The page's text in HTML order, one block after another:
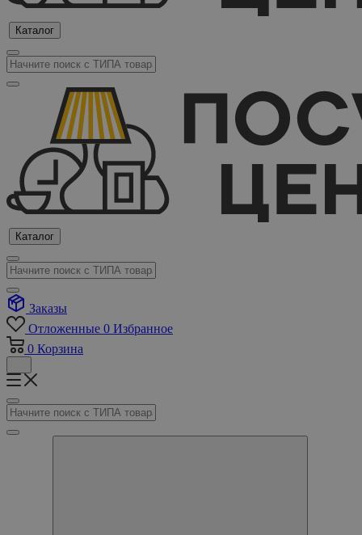
Каталог
Каталог
Заказы
Отложенные 0 Избранное
0 Корзина